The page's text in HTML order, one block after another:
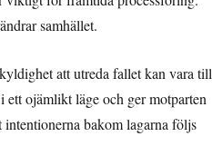
samhället.
att utreda fallet kan vara till
ojämlikt läge och ger motparten
intentionerna bakom lagarna följs